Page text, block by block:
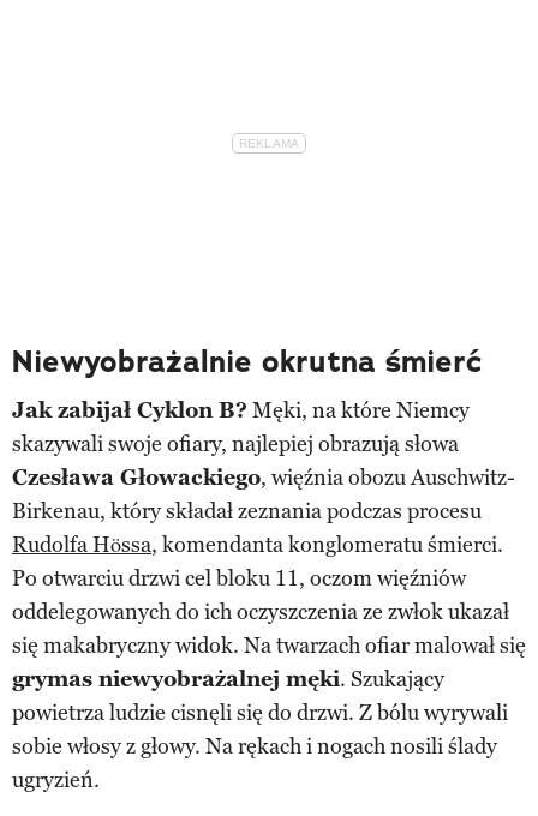
Niewyobrażalnie okrutna śmierć
Jak zabijał Cyklon B? Męki, na które Niemcy
skazywali swoje ofiary, najlepiej obrazują słowa
Czesława Głowackiego, więźnia obozu Auschwitz-
Birkenau, który składał zeznania podczas procesu
Rudolfa Hössa, komendanta konglomeratu śmierci.
Po otwarciu drzwi cel bloku 11, oczom więźniów
oddelegowanych do ich oczyszczenia ze zwłok ukazał
się makabryczny widok. Na twarzach ofiar malował się
grymas niewyobrażalnej męki. Szukający
powietrza ludzie cisnęli się do drzwi. Z bólu wyrywali
sobie włosy z głowy. Na rękach i nogach nosili ślady
ugryzień.